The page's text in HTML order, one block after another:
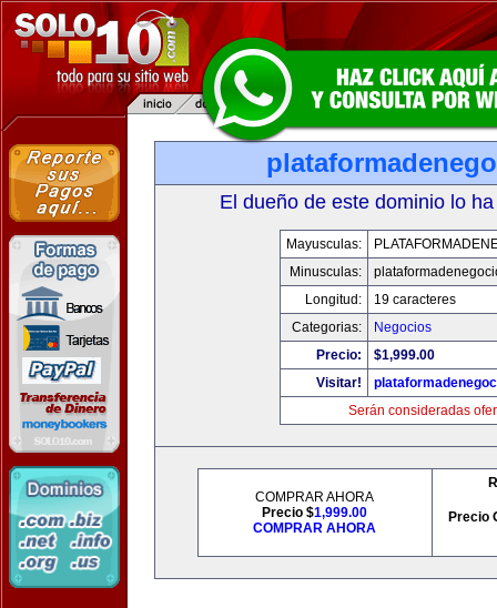
El dueño de este dominio lo
Mayusculas:
Minusculas:
Longitud:
19 caracteres
Categorias:
Negocios
Precio:
$1,999.00
Visitar!
Serán consideradas
COMPRAR AHORA
Precio $1,999.00
COMPRAR AHORA
Precio